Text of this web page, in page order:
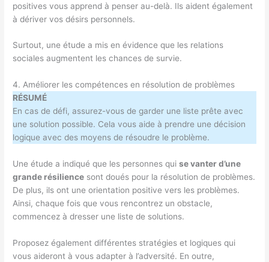
positives vous apprend à penser au-delà. Ils aident également
à dériver vos désirs personnels.
Surtout, une étude a mis en évidence que les relations
sociales augmentent les chances de survie.
4. Améliorer les compétences en résolution de problèmes
RÉSUMÉ
En cas de défi, assurez-vous de garder une liste prête avec
une solution possible. Cela vous aide à prendre une décision
logique avec des moyens de résoudre le problème.
Une étude a indiqué que les personnes quise vanter d’une
grande résilience sont doués pour la résolution de problèmes.
De plus, ils ont une orientation positive vers les problèmes.
Ainsi, chaque fois que vous rencontrez un obstacle,
commencez à dresser une liste de solutions.
Proposez également différentes stratégies et logiques qui
vous aideront à vous adapter à l’adversité. En outre,